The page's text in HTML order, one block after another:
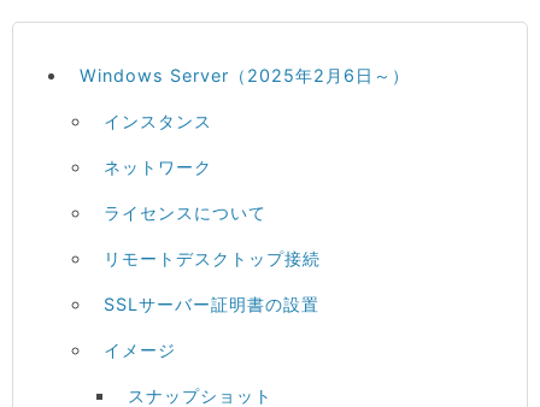
Windows Server（2025年2月6日～）
インスタンス
ネットワーク
ライセンスについて
リモートデスクトップ接続
SSLサーバー証明書の設置
イメージ
スナップショット